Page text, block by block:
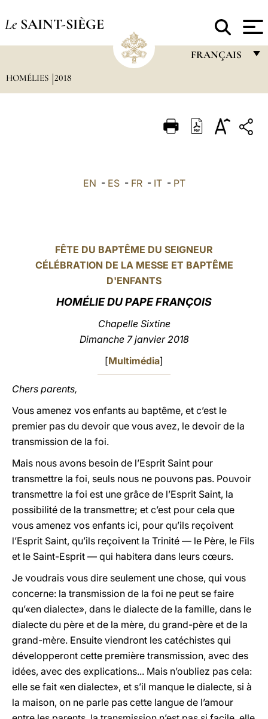
Le SAINT-SIÈGE
FRANÇAIS
ITALIANO
中文
HOMÉLIES 2018
EN - ES- FR- IT- PT
FÊTE DU BAPTÊME DU SEIGNEUR
CÉLÉBRATION DE LA MESSE ET BAPTÊME
D'ENFANTS
HOMÉLIE DU PAPE FRANÇOIS
Chapelle Sixtine
Dimanche 7 janvier 2018
[Multimédia]
Chers parents,
Vous amenez vos enfants au baptême, et c’est le
premier pas du devoir que vous avez, le devoir de la
transmission de la foi.
Mais nous avons besoin de l’Esprit Saint pour
transmettre la foi, seuls nous ne pouvons pas. Pouvoir
transmettre la foi est une grâce de l’Esprit Saint, la
possibilité de la transmettre; et c’est pour cela que
vous amenez vos enfants ici, pour qu’ils reçoivent
l’Esprit Saint, qu’ils reçoivent la Trinité — le Père, le Fils
et le Saint-Esprit — qui habitera dans leurs cœurs.
Je voudrais vous dire seulement une chose, qui vous
concerne: la transmission de la foi ne peut se faire
qu’«en dialecte», dans le dialecte de la famille, dans le
dialecte du père et de la mère, du grand-père et de la
grand-mère. Ensuite viendront les catéchistes qui
développeront cette première transmission, avec des
idées, avec des explications... Mais n’oubliez pas cela:
elle se fait «en dialecte», et s’il manque le dialecte, si à
la maison, on ne parle pas cette langue de l’amour